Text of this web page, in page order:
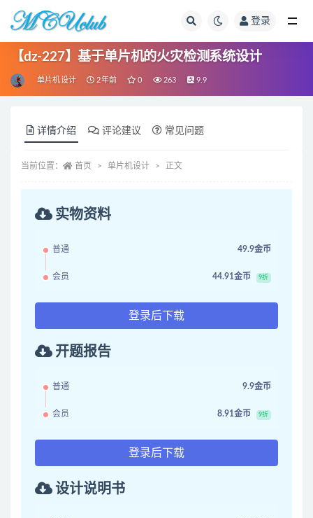
登录
【dz-227】基于单片机的火灾检测系统设计
单片机设计 2年前 0 263 9.9
详情介绍 评论建议 常见问题
当前位置： 首页 单片机设计 正文
实物资料
普通 49.9金币
会员 44.91金币 9折
登录后下载
开题报告
普通 9.9金币
会员 8.91金币 9折
登录后下载
设计说明书